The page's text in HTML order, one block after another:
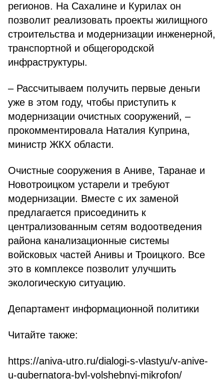
регионов. На Сахалине и Курилах он
позволит реализовать проекты жилищного
строительства и модернизации инженерной,
транспортной и общегородской
инфраструктуры.
– Рассчитываем получить первые деньги
уже в этом году, чтобы приступить к
модернизации очистных сооружений, –
прокомментировала Наталия Куприна,
министр ЖКХ области.
Очистные сооружения в Аниве, Таранае и
Новотроицком устарели и требуют
модернизации. Вместе с их заменой
предлагается присоединить к
централизованным сетям водоотведения
района канализационные системы
войсковых частей Анивы и Троицкого. Все
это в комплексе позволит улучшить
экологическую ситуацию.
Департамент информационной политики
https://aniva-utro.ru/dialogi-s-vlastyu/v-anive-
u-gubernatora-byl-volshebnyj-mikrofon/